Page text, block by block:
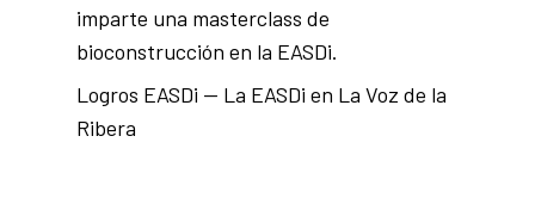
imparte una masterclass de
bioconstrucción en la EASDi.
Logros EASDi — La EASDi en La Voz de la
Ribera